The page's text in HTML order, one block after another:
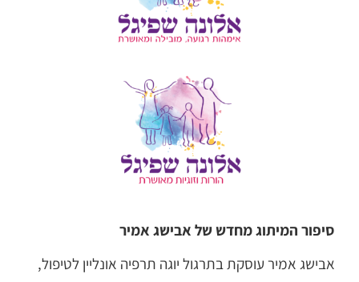
סיפור המיתוג מחדש של אבישג אמיר
אבישג אמיר עוסקת בתרגול יוגה תרפיה אונליין לטיפול,